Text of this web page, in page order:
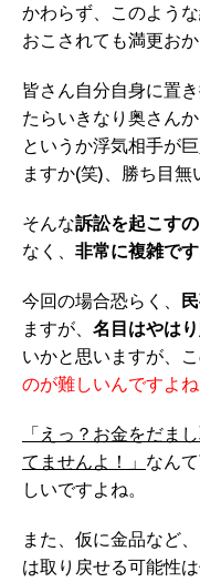
かわらず、このよう
おこされても満更お
皆さん自分自身に置
たらいきなり奥さん
というか浮気相手が
ますか(笑)、勝ち目無
そんな訴訟を起こす
なく、 非常に複雑です
今回の場合恐らく、
ますが、 名目はやは
いかと思いますが、
のが難しいんですよね
「えっ？お金をだま
てませんよ！」 なん
しいですよね。
また、仮に金品など
は取り戻せる可能性